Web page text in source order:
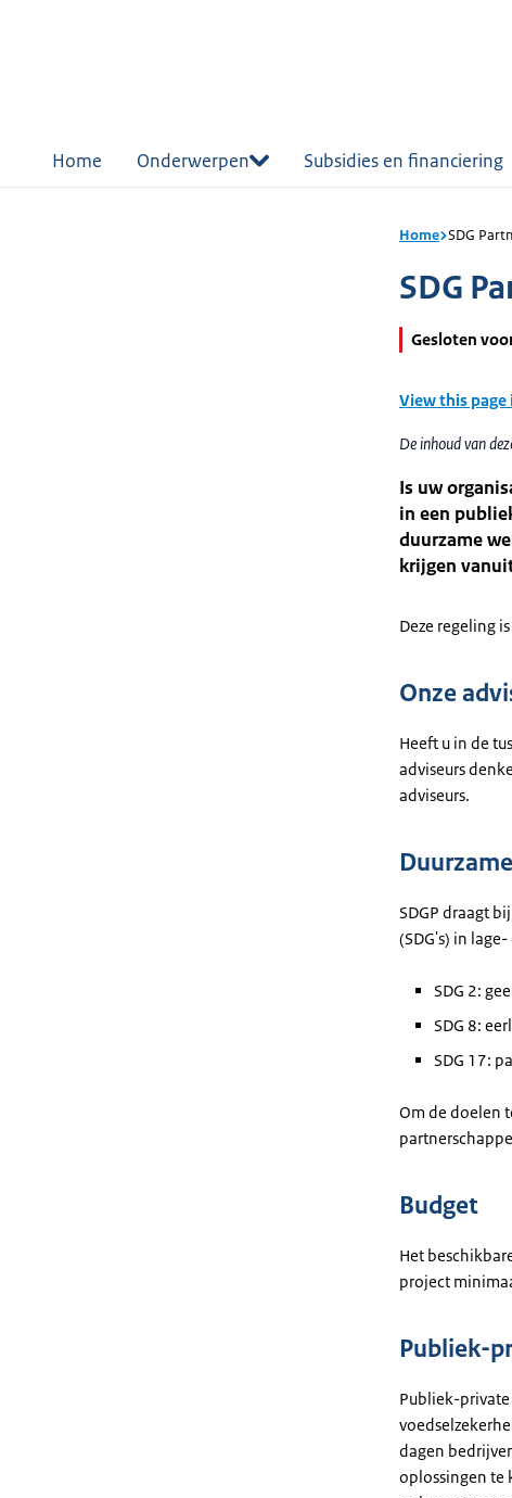
Home Onderwerpen Subsidies en financiering
Home SDG
SDG
Gesloten
View this page
De inhoud van
Is uw
in een
duurzame
krijgen vanuit
Deze regeling
Onze
Heeft u in de
adviseurs
adviseurs.
SDGP draagt
(SDG's) in
SDG 2:
SDG 8:
SDG 17:
Om de doelen
Budget
Het
project
Publiek-
Publiek-
dagen
oplossingen te